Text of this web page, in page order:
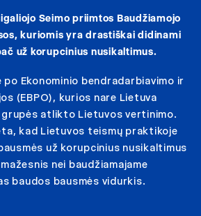
Seimo priimtos Baudžiamojo
kuriomis yra drastiškai didinami
už korupcinius nusikaltimus.
Ekonominio bendradarbiavimo ir
(EBPO), kurios nare Lietuva
atlikto Lietuvos vertinimo.
kad Lietuvos teismų praktikoje
už korupcinius nusikaltimus
nei baudžiamajame
baudos bausmės vidurkis.